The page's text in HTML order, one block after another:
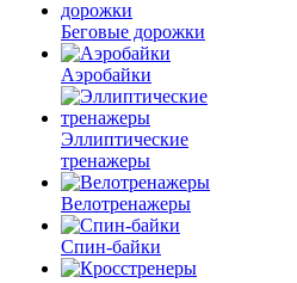
Беговые дорожки
Аэробайки
Эллиптические
тренажеры
Велотренажеры
Спин-байки